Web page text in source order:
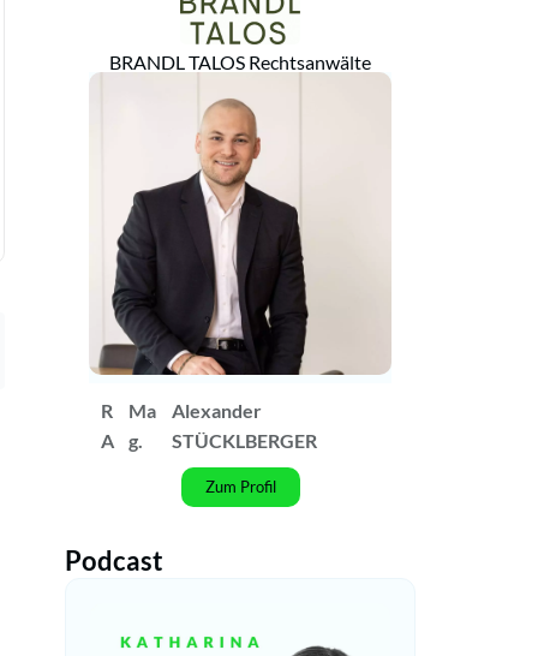
BRANDL TALOS Rechtsanwälte
R
A
Ma
g.
Alexander
STÜCKLBERGER
Zum Profil
Podcast